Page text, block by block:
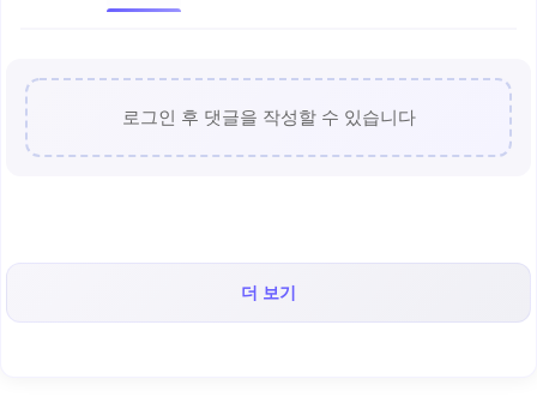
로그인 후 댓글을 작성할 수 있습니다
더 보기